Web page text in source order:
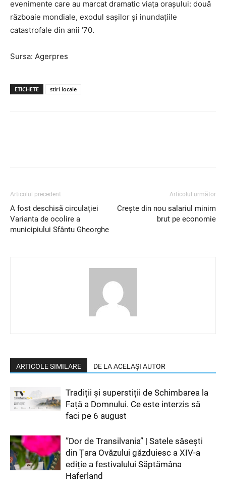
evenimente care au marcat dramatic viaţa oraşului: două
războaie mondiale, exodul saşilor şi inundaţiile
catastrofale din anii ’70.
Sursa: Agerpres
ETICHETE stiri locale
Articolul precedent
A fost deschisă circulaţiei
Varianta de ocolire a
municipiului Sfântu Gheorghe
Articolul următor
Crește din nou salariul minim
brut pe economie
ARTICOLE SIMILARE DE LA ACELAȘI AUTOR
Tradiții și superstiții de Schimbarea la
Față a Domnului. Ce este interzis să
faci pe 6 august
”Dor de Transilvania” | Satele săsești
din Țara Ovăzului găzduiesc a XIV-a
ediție a festivalului Săptămâna
Haferland